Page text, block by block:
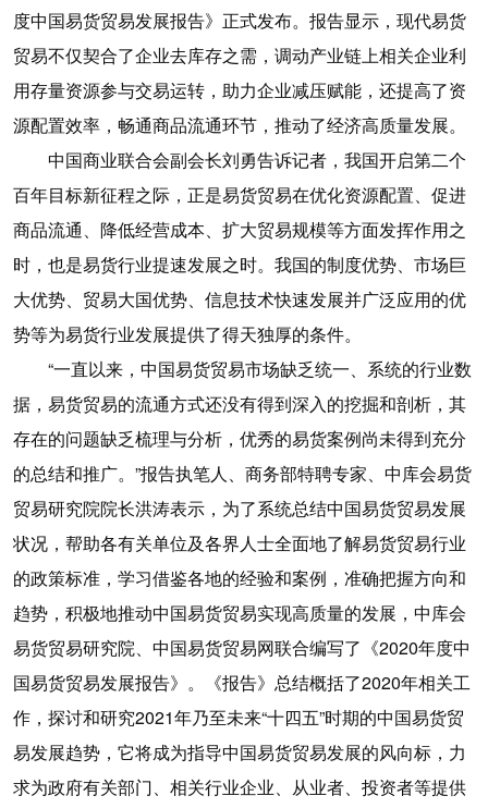
度中国易货贸易发展报告》正式发布。报告显示，现代易货
贸易不仅契合了企业去库存之需，调动产业链上相关企业利
用存量资源参与交易运转，助力企业减压赋能，还提高了资
源配置效率，畅通商品流通环节，推动了经济高质量发展。
中国商业联合会副会长刘勇告诉记者，我国开启第二个
百年目标新征程之际，正是易货贸易在优化资源配置、促进
商品流通、降低经营成本、扩大贸易规模等方面发挥作用之
时，也是易货行业提速发展之时。我国的制度优势、市场巨
大优势、贸易大国优势、信息技术快速发展并广泛应用的优
势等为易货行业发展提供了得天独厚的条件。
“一直以来，中国易货贸易市场缺乏统一、系统的行业数
据，易货贸易的流通方式还没有得到深入的挖掘和剖析，其
存在的问题缺乏梳理与分析，优秀的易货案例尚未得到充分
的总结和推广。”报告执笔人、商务部特聘专家、中库会易货
贸易研究院院长洪涛表示，为了系统总结中国易货贸易发展
状况，帮助各有关单位及各界人士全面地了解易货贸易行业
的政策标准，学习借鉴各地的经验和案例，准确把握方向和
趋势，积极地推动中国易货贸易实现高质量的发展，中库会
易货贸易研究院、中国易货贸易网联合编写了《2020年度中
国易货贸易发展报告》。《报告》总结概括了2020年相关工
作，探讨和研究2021年乃至未来“十四五”时期的中国易货贸
易发展趋势，它将成为指导中国易货贸易发展的风向标，力
求为政府有关部门、相关行业企业、从业者、投资者等提供